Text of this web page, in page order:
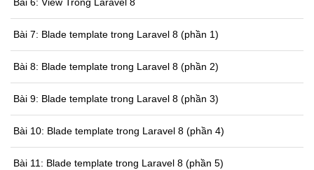
Bài 7: Blade template trong Laravel 8 (phần 1)
Bài 8: Blade template trong Laravel 8 (phần 2)
Bài 9: Blade template trong Laravel 8 (phần 3)
Bài 10: Blade template trong Laravel 8 (phần 4)
Bài 11: Blade template trong Laravel 8 (phần 5)